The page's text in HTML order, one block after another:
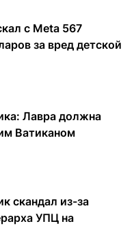
с Meta 567
за вред детской
Лавра должна
Ватиканом
скандал из-за
УПЦ на